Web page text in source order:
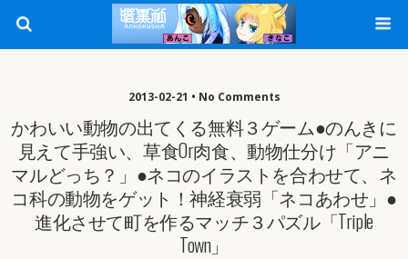
2013-02-21 • No Comments
かわいい動物の出てくる無料３ゲーム●のんきに
見えて手強い、草食or肉食、動物仕分け「アニ
マルどっち？」●ネコのイラストを合わせて、ネ
コ科の動物をゲット！神経衰弱「ネコあわせ」●
進化させて町を作るマッチ３パズル「Triple
Town」